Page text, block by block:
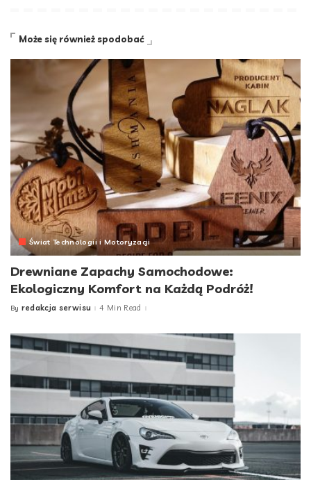
Może się również spodobać
Świat Technologii i Motoryzacji
Drewniane Zapachy Samochodowe:
Ekologiczny Komfort na Każdą Podróż!
Posted
By redakcja serwisu 4 Min Read